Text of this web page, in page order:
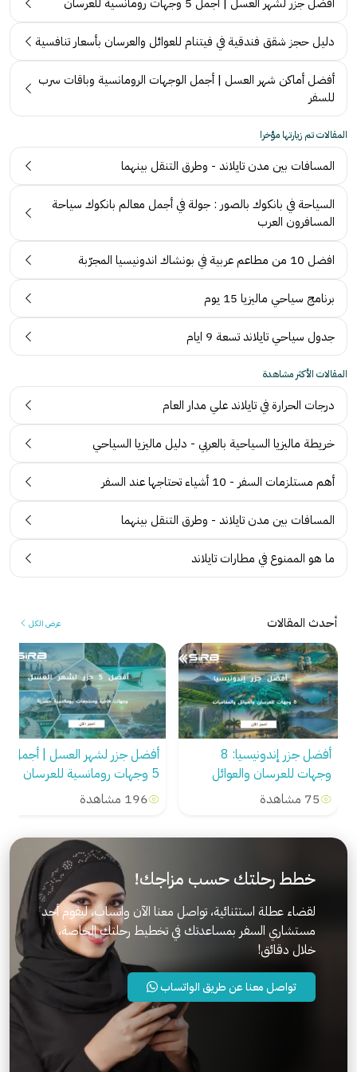
دليل حجز شقق فندقية في فيتنام للعوائل والعرسان بأسعار تنافسية
أفضل أماكن شهر العسل | أجمل الوجهات الرومانسية وباقات سرب
للسفر
المقالات تم زيارتها مؤخرا
المسافات بين مدن تايلاند - وطرق التنقل بينهما
السياحة في بانكوك بالصور : جولة في أجمل معالم بانكوك سياحة
المسافرون العرب
افضل 10 من مطاعم عربية في بونشاك اندونيسيا المجرّبة
برنامج سياحي ماليزيا 15 يوم
جدول سياحي تايلاند تسعة 9 ايام
المقالات الأكثر مشاهدة
درجات الحرارة في تايلاند علي مدار العام
خريطة ماليزيا السياحية بالعربي - دليل ماليزيا السياحي
أهم مستلزمات السفر - 10 أشياء تحتاجها عند السفر
المسافات بين مدن تايلاند - وطرق التنقل بينهما
ما هو الممنوع في مطارات تايلاند
أحدث المقالات عرض الكل
أفضل جزر إندونيسيا: 8
وجهات للعرسان والعوائل
والمغامرات
75 مشاهدة
أفضل جزر لشهر العسل | أجمل
5 وجهات رومانسية للعرسان
196 مشاهدة
خطط رحلتك حسب مزاجك!
لقضاء عطلة استثنائية، تواصل معنا الآن واتساب، ليقوم أحد
مستشاري السفر بمساعدتك في تخطيط رحلتك الخاصة،
خلال دقائق!
تواصل معنا عن طريق الواتساب